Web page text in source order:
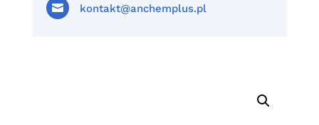
 kontakt@anchemplus.pl